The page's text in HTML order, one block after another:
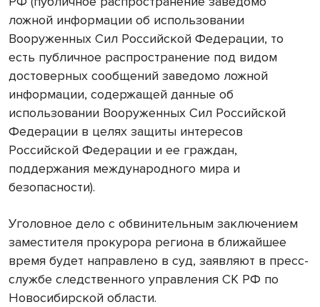
ложной информации об использовании
Вооруженных Сил Российской Федерации, то
есть публичное распространение под видом
достоверных сообщений заведомо ложной
информации, содержащей данные об
использовании Вооруженных Сил Российской
Федерации в целях защиты интересов
Российской Федерации и ее граждан,
поддержания международного мира и
безопасности).
Уголовное дело с обвинительным заключением
заместителя прокурора региона в ближайшее
время будет направлено в суд, заявляют в пресс-
службе следственного управления СК РФ по
Новосибирской области.